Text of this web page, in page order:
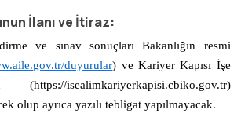
İlanı ve İtiraz:
ve sınav sonuçları Bakanlığın resmi
duyurular) ve Kariyer Kapısı İşe
isealimkariyerkapisi.cbiko.gov.tr)
olup ayrıca yazılı tebligat yapılmayacak.